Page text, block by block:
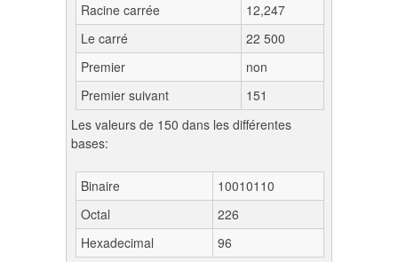
Racine carrée
12,247
Le carré
22 500
Premier
non
Premier suivant
151
Les valeurs de 150 dans les différentes
bases:
Binaire
10010110
Octal
226
Hexadecimal
96